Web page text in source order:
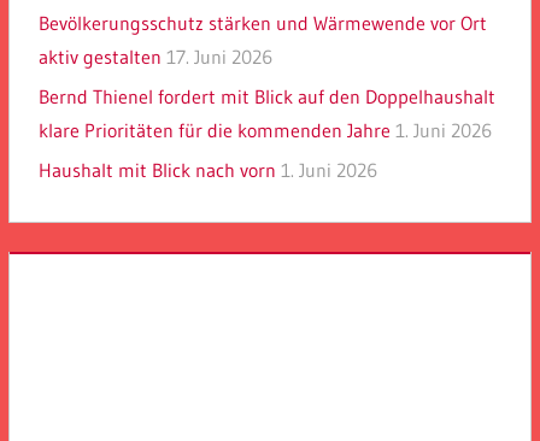
Bevölkerungsschutz stärken und Wärmewende vor Ort
aktiv gestalten 17. Juni 2026
Bernd Thienel fordert mit Blick auf den Doppelhaushalt
klare Prioritäten für die kommenden Jahre 1. Juni 2026
Haushalt mit Blick nach vorn 1. Juni 2026